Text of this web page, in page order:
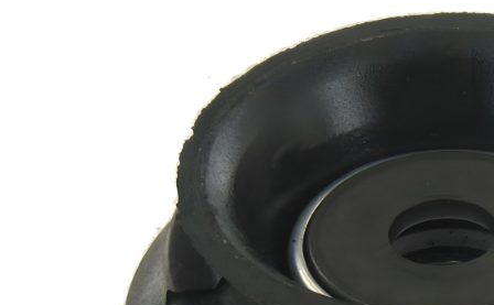
Informace o výrobku
Hodnota
montovaná
Doplňující
výrobek/info
ložiskem
doporučena
výměna v
párech